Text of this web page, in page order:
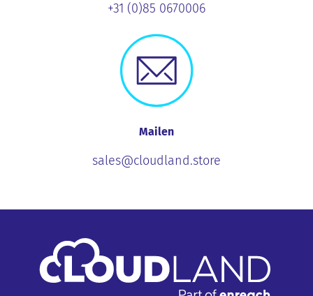
+31 (0)85 0670006
Mailen
sales@cloudland.store